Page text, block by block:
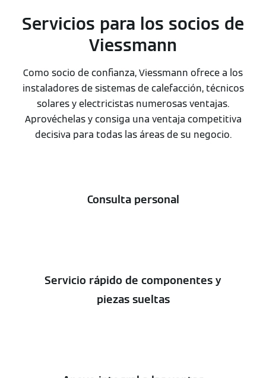
Servicios para los socios de
Viessmann
Como socio de confianza, Viessmann ofrece a los
instaladores de sistemas de calefacción, técnicos
solares y electricistas numerosas ventajas.
Aprovéchelas y consiga una ventaja competitiva
decisiva para todas las áreas de su negocio.
Consulta personal
Servicio rápido de componentes y
piezas sueltas